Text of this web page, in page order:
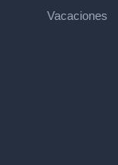
Vacaciones